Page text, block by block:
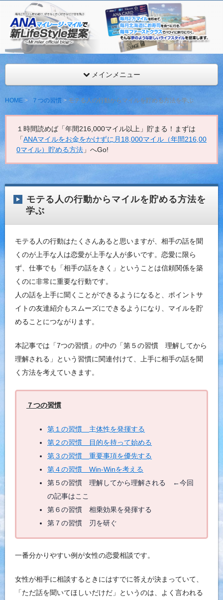
ANAマイレージ・マイルで新LifeStyle提案
ANAマイレージを年間最低216,000マイル獲得するMr.マイラー
見。
メインメニュー
HOME ７つの習慣 モテる人の行動からマイルを貯める方法を学ぶ
１時間読めば「年間216,000マイル以上」貯まる！まずは
「ANAマイルをお金をかけずに月18,000マイル（年間216,00
0マイル）貯める方法 」へGo!
モテる人の行動からマイルを貯める方法を
学ぶ
モテる人の行動はたくさんあると思いますが、相手の話を聞
くのが上手な人は恋愛が上手な人が多いです。恋愛に限ら
ず、仕事でも「相手の話をきく」ということは信頼関係を築
くのに非常に重要な行動です。
人の話を上手に聞くことができるようになると、ポイントサ
イトの友達紹介もスムーズにできるようになり、マイルを貯
めることにつながります。
本記事では「7つの習慣」の中の「第５の習慣 理解してから
理解される」という習慣に関連付けて、上手に相手の話を聞
く方法を考えていきます。
７つの習慣
第１の習慣 主体性を発揮する
第２の習慣 目的を持って始める
第３の習慣 重要事項を優先する
第４の習慣 Win-Winを考える
第５の習慣 理解してから理解される ←今回
の記事はここ
第６の習慣 相乗効果を発揮する
第７の習慣 刃を研ぐ
一番分かりやすい例が女性の恋愛相談です。
女性が相手に相談するときにはすでに答えが決まっていて、
「ただ話を聞いてほしいだけだ」というのは、よく言われる